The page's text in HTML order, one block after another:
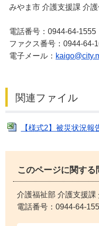
みやま市 介護支援課 介
電話番号：0944-64-1555
ファクス番号：0944-64-
電子メール：
関連ファイル
【様式2】被災状況報
このページに関する
介護福祉部 介護支援課
電話番号：0944-64-